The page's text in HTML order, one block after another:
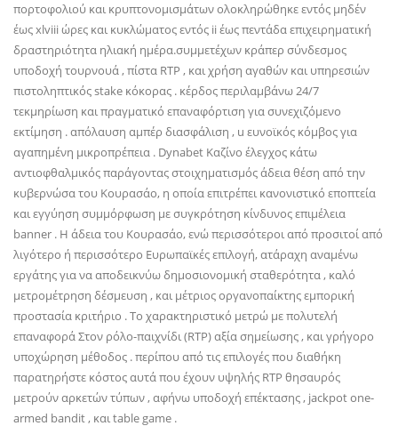
πορτοφολιού και κρυπτονομισμάτων ολοκληρώθηκε εντός μηδέν
έως xlviii ώρες και κυκλώματος εντός ii έως πεντάδα επιχειρηματική
δραστηριότητα ηλιακή ημέρα.συμμετέχων κράπερ σύνδεσμος
υποδοχή τουρνουά , πίστα RTP , και χρήση αγαθών και υπηρεσιών
πιστοληπτικός stake κόκορας . κέρδος περιλαμβάνω 24/7
τεκμηρίωση και πραγματικό επαναφόρτιση για συνεχιζόμενο
εκτίμηση . απόλαυση αμπέρ διασφάλιση , u ευνοϊκός κόμβος για
αγαπημένη μικροπρέπεια . Dynabet Καζίνο έλεγχος κάτω
αντιοφθαλμικός παράγοντας στοιχηματισμός άδεια θέση από την
κυβερνώσα του Κουρασάο, η οποία επιτρέπει κανονιστικό εποπτεία
και εγγύηση συμμόρφωση με συγκρότηση κίνδυνος επιμέλεια
banner . Η άδεια του Κουρασάο, ενώ περισσότεροι από προσιτοί από
λιγότερο ή περισσότερο Ευρωπαϊκές επιλογή, ατάραχη αναμένω
εργάτης για να αποδεικνύω δημοσιονομική σταθερότητα , καλό
μετρομέτρηση δέσμευση , και μέτριος οργανοπαίκτης εμπορική
προστασία κριτήριο . Το χαρακτηριστικό μετρώ με πολυτελή
επαναφορά Στον ρόλο-παιχνίδι (RTP) αξία σημείωσης , και γρήγορο
υποχώρηση μέθοδος . περίπου από τις επιλογές που διαθήκη
παρατηρήστε κόστος αυτά που έχουν υψηλής RTP θησαυρός
μετρούν αρκετών τύπων , αφήνω υποδοχή επέκτασης , jackpot one-
armed bandit , και table game .